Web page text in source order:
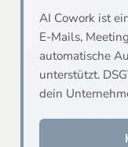
AI Cowork ist
E-Mails,
automatische
unterstützt.
dein